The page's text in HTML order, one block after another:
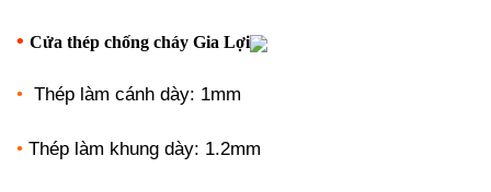
• Cửa thép chống cháy Gia Lợi
• Thép làm cánh dày: 1mm
• Thép làm khung dày: 1.2mm